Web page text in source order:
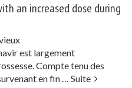
an increased dose during
est largement
Compte tenu des
en fin … Suite